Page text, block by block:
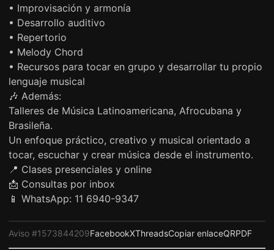
• Improvisación y armonía
• Desarrollo auditivo
• Repertorio
• Melody Chord
• Recursos para tocar en grupo y desarrollar tu propio
lenguaje musical
🎶 Además:
Talleres de Música Latinoamericana, Afrocubana y
Brasileña.
Un enfoque práctico, creativo y musical orientado a
tocar, escuchar y crear música desde el instrumento.
📍 Clases presenciales y online
📩 Consultas por inbox
📱 WhatsApp: 11 6940-9347
Aviso #1573844209FacebookXThreadsCopiar enlaceQRPDF